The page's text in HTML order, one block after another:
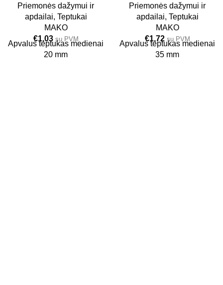
Priemonės dažymui ir
apdailai, Teptukai
MAKO
€1,03 su PVM
Apvalus teptukas medienai
20 mm
Priemonės dažymui ir
apdailai, Teptukai
MAKO
€1,72 su PVM
Apvalus teptukas medienai
35 mm